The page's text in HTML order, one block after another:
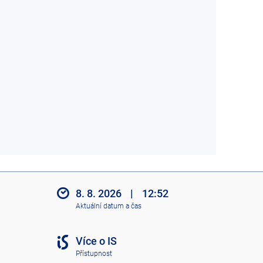
8. 8. 2026 | 12:52
Aktuální datum a čas
Více o IS
Přístupnost